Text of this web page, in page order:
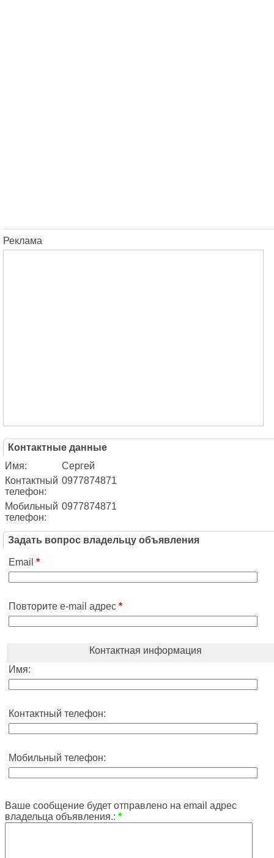
Реклама
Контактные данные
Имя:
Сергей
Контактный
телефон:
0977874871
Мобильный
телефон:
0977874871
Задать вопрос владельцу объявления
Email *
Повторите e-mail адрес *
Контактная информация
Имя:
Контактный телефон:
Мобильный телефон:
Ваше сообщение будет отправлено на email адрес
владельца объявления.: *